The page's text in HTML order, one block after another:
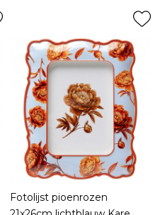
Fotolijst pioenrozen